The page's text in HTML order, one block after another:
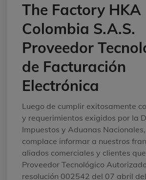
The Factory HKA
Colombia S.A.S.
Proveedor
de Facturación
Electrónica
Luego de cumplir exitosamente
y requerimientos exigidos por la
Impuestos y Aduanas
complace informar a nuestros
aliados comerciales y clientes
Proveedor Tecnológico
resolución 002542 del 07 abril